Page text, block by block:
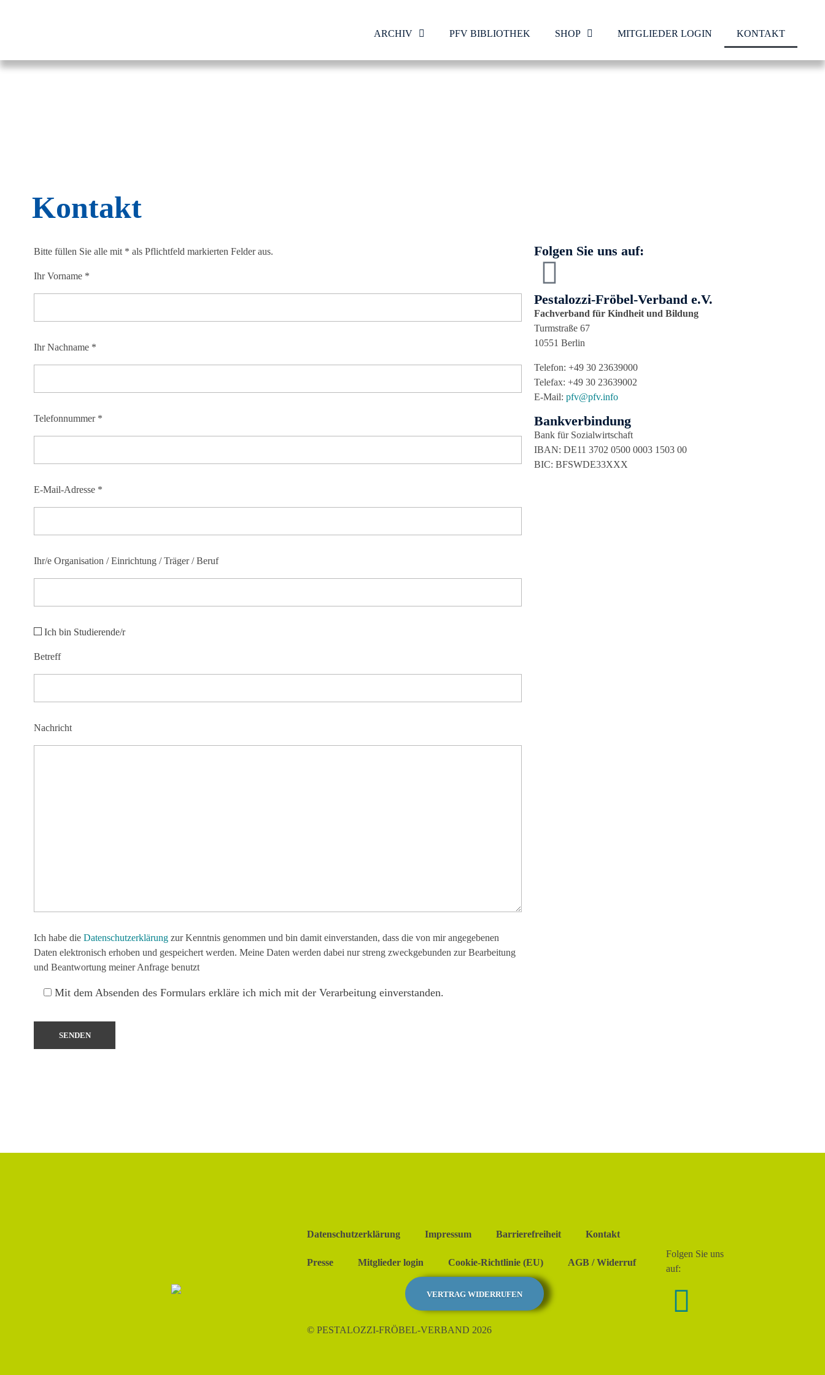
ARCHIV PFV BIBLIOTHEK SHOP MITGLIEDER LOGIN KONTAKT
Kontakt
Bitte füllen Sie alle mit * als Pflichtfeld markierten Felder aus.
Ihr Vorname *
Ihr Nachname *
Telefonnummer *
E-Mail-Adresse *
Ihr/e Organisation / Einrichtung / Träger / Beruf
Ich bin Studierende/r
Betreff
Nachricht
Ich habe die Datenschutzerklärung zur Kenntnis genommen und bin damit einverstanden, dass die von mir angegebenen
Daten elektronisch erhoben und gespeichert werden. Meine Daten werden dabei nur streng zweckgebunden zur Bearbeitung
und Beantwortung meiner Anfrage benutzt
Mit dem Absenden des Formulars erkläre ich mich mit der Verarbeitung einverstanden.
Folgen Sie uns auf:
Pestalozzi-Fröbel-Verband e.V.
Fachverband für Kindheit und Bildung
Turmstraße 67
10551 Berlin
Telefon: +49 30 23639000
Telefax: +49 30 23639002
E-Mail:pfv@pfv.info
Bankverbindung
Bank für Sozialwirtschaft
IBAN: DE11 3702 0500 0003 1503 00
BIC: BFSWDE33XXX
Datenschutzerklärung Impressum Barrierefreiheit Kontakt
Presse Mitglieder login Cookie-Richtlinie (EU) AGB / Widerruf
VERTRAG WIDERRUFEN
© PESTALOZZI-FRÖBEL-VERBAND 2026
Folgen Sie uns
auf: